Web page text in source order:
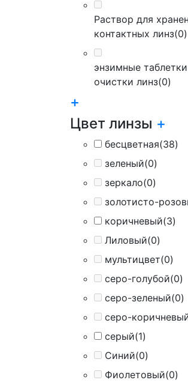
Раствор для
контактных линз(0)
энзимные
очистки линз(0)
+
Цвет линзы +
бесцветная(38)
зеленый(0)
зеркало(0)
золотисто-
коричневый(3)
Лиловый(0)
мультицвет(0)
серо-голубой(0)
серо-зеленый(0)
серо-
серый(1)
Синий(0)
Фиолетовый(0)